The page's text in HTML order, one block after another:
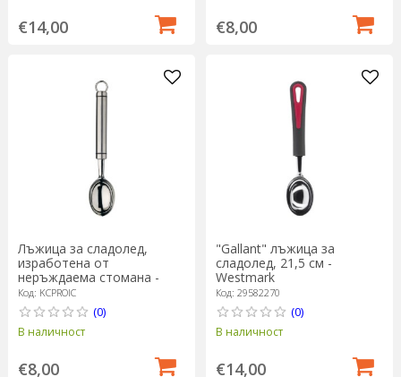
€14,00 €8,00
Лъжица за сладолед,
изработена от
неръждаема стомана -
Kitchen Craft
Код: KCPROIC
(0)
В наличност
€8,00
"Gallant" лъжица за
сладолед, 21,5 см -
Westmark
Код: 29582270
(0)
В наличност
€14,00